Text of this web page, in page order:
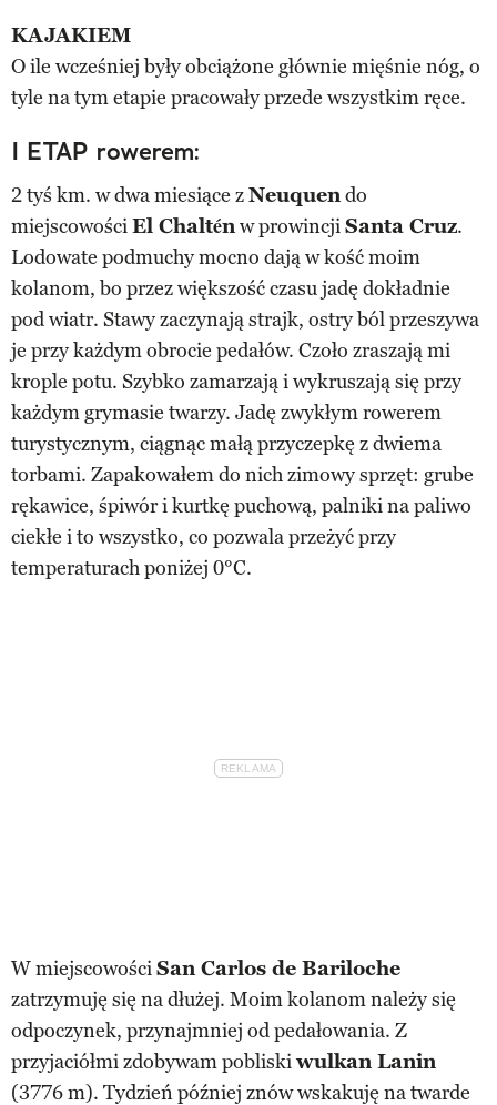
KAJAKIEM
O ile wcześniej były obciążone głównie mięśnie nóg, o
tyle na tym etapie pracowały przede wszystkim ręce.
I ETAP rowerem:
2 tyś km. w dwa miesiące zNeuquendo
miejscowościEl Chalténw prowincjiSanta Cruz.
Lodowate podmuchy mocno dają w kość moim
kolanom, bo przez większość czasu jadę dokładnie
pod wiatr. Stawy zaczynają strajk, ostry ból przeszywa
je przy każdym obrocie pedałów. Czoło zraszają mi
krople potu. Szybko zamarzają i wykruszają się przy
każdym grymasie twarzy. Jadę zwykłym rowerem
turystycznym, ciągnąc małą przyczepkę z dwiema
torbami. Zapakowałem do nich zimowy sprzęt: grube
rękawice, śpiwór i kurtkę puchową, palniki na paliwo
ciekłe i to wszystko, co pozwala przeżyć przy
temperaturach poniżej 0°C.
W miejscowościSan Carlos de Bariloche
zatrzymuję się na dłużej. Moim kolanom należy się
odpoczynek, przynajmniej od pedałowania. Z
przyjaciółmi zdobywam pobliskiwulkan Lanin
(3776 m). Tydzień później znów wskakuję na twarde